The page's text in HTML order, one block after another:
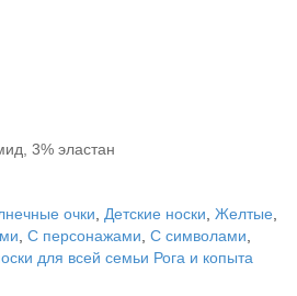
3% эластан
очки Детские носки Желтые
С персонажами С символами
для всей семьи Рога и копыта